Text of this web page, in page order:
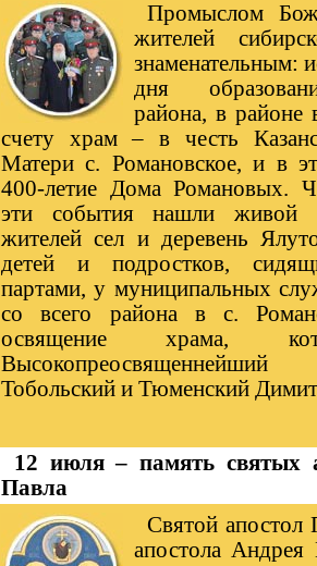
Промыслом
жителей
знаменательным:
дня
района, в районе
счету храм – в честь
Матери с. Романовское, и в
400-летие Дома Романовых.
эти события нашли живой
жителей сел и деревень
детей и подростков,
партами, у муниципальных
со всего района в с.
освящение храма,
Тобольский и Тюменский
12 июля – память святых
Павла
Святой апостол
апостола Андрея